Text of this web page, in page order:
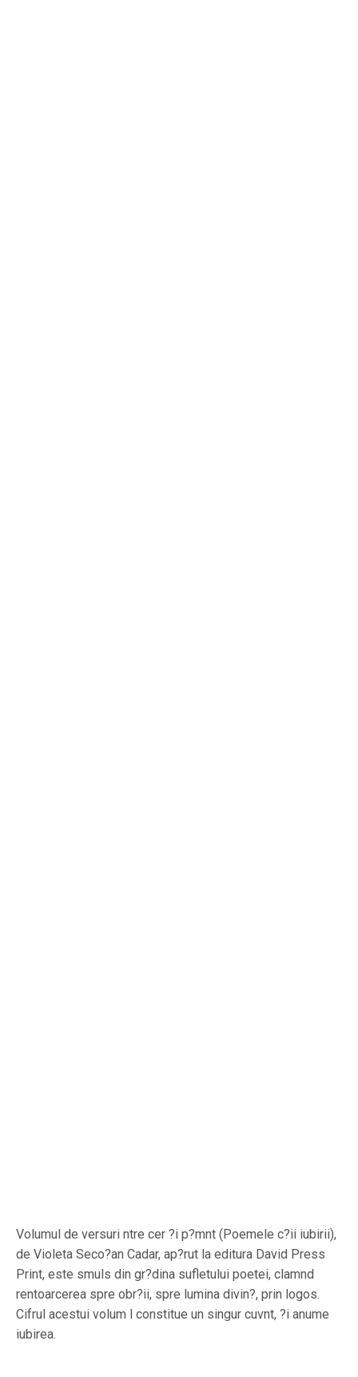
Volumul de versuri ntre cer ?i p?mnt (Poemele c?ii iubirii),
de Violeta Seco?an Cadar, ap?rut la editura David Press
Print, este smuls din gr?dina sufletului poetei, clamnd
rentoarcerea spre obr?ii, spre lumina divin?, prin logos.
Cifrul acestui volum l constitue un singur cuvnt, ?i anume
iubirea.